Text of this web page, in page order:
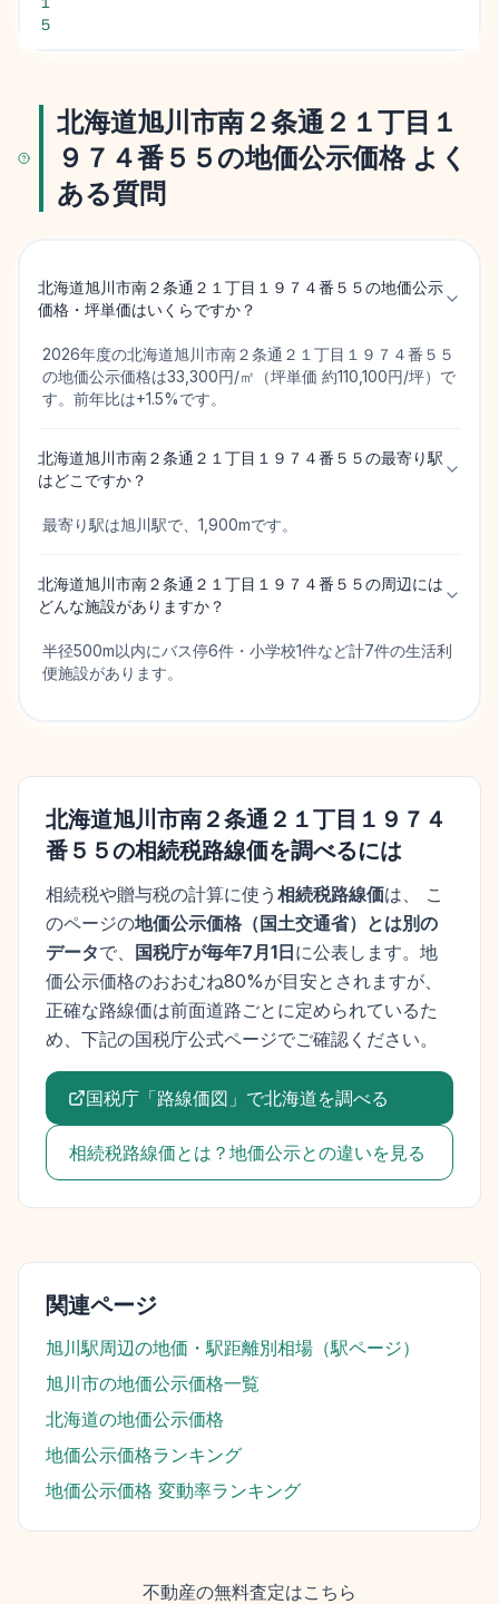
５
北海道旭川市南２条通２１丁目１
９７４番５５の地価公示価格 よく
ある質問
北海道旭川市南２条通２１丁目１９７４番５５の地価公示
価格・坪単価はいくらですか？
2026年度の北海道旭川市南２条通２１丁目１９７４番５５
の地価公示価格は33,300円/㎡（坪単価 約110,100円/坪）で
す。前年比は+1.5%です。
北海道旭川市南２条通２１丁目１９７４番５５の最寄り駅
はどこですか？
最寄り駅は旭川駅で、1,900mです。
北海道旭川市南２条通２１丁目１９７４番５５の周辺には
どんな施設がありますか？
半径500m以内にバス停6件・小学校1件など計7件の生活利
便施設があります。
北海道旭川市南２条通２１丁目１９７４
番５５の相続税路線価を調べるには
相続税や贈与税の計算に使う 相続税路線価は、 こ
のページの地価公示価格 （ 国土交通省）とは別の
データで、 国税庁が毎年7月1日に公表します。 地
価公示価格のおおむね80%が目安とされますが、
正確な路線価は前面道路ごとに定められているた
め、下記の国税庁公式ページでご確認ください。
国税庁「路線価図」で北海道を調べる
相続税路線価とは？地価公示との違いを見る
関連ページ
旭川駅周辺の地価・駅距離別相場（駅ページ）
旭川市の地価公示価格一覧
北海道の地価公示価格
地価公示価格ランキング
地価公示価格 変動率ランキング
不動産の無料査定はこちら